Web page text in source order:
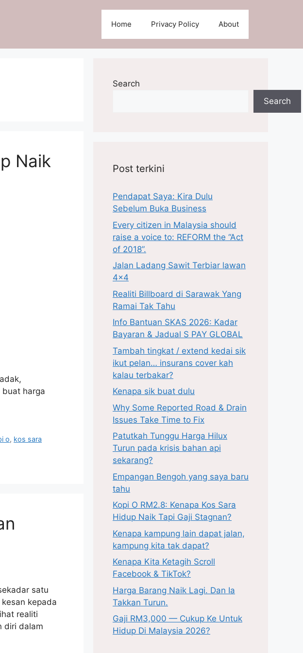
Home Privacy Policy About
Naik
harga
o, kos sara
satu
kepada
realiti
diri dalam
Search
Search
Post terkini
Pendapat Saya: Kira Dulu
Sebelum Buka Business
Every citizen in Malaysia should
raise a voice to: REFORM the “Act
of 2018”.
Jalan Ladang Sawit Terbiar lawan
4×4
Realiti Billboard di Sarawak Yang
Ramai Tak Tahu
Info Bantuan SKAS 2026: Kadar
Bayaran & Jadual S PAY GLOBAL
Tambah tingkat / extend kedai sik
ikut pelan… insurans cover kah
kalau terbakar?
Kenapa sik buat dulu
Why Some Reported Road & Drain
Issues Take Time to Fix
Patutkah Tunggu Harga Hilux
Turun pada krisis bahan api
sekarang?
Empangan Bengoh yang saya baru
tahu
Kopi O RM2.8: Kenapa Kos Sara
Hidup Naik Tapi Gaji Stagnan?
Kenapa kampung lain dapat jalan,
kampung kita tak dapat?
Kenapa Kita Ketagih Scroll
Facebook & TikTok?
Harga Barang Naik Lagi. Dan Ia
Takkan Turun.
Gaji RM3,000 — Cukup Ke Untuk
Hidup Di Malaysia 2026?